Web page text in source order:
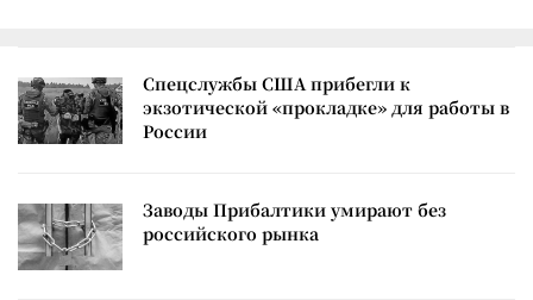
Спецслужбы США прибегли к
экзотической «прокладке» для работы в
России
Заводы Прибалтики умирают без
российского рынка